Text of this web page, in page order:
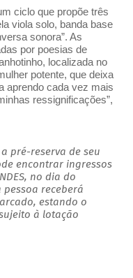
ciclo que propõe três
viola solo, banda base
sonora”. As
por poesias de
localizada no
potente, que deixa
aprendo cada vez mais
ressignificações”,
pré-reserva de seu
encontrar ingressos
no dia do
receberá
estando o
à lotação